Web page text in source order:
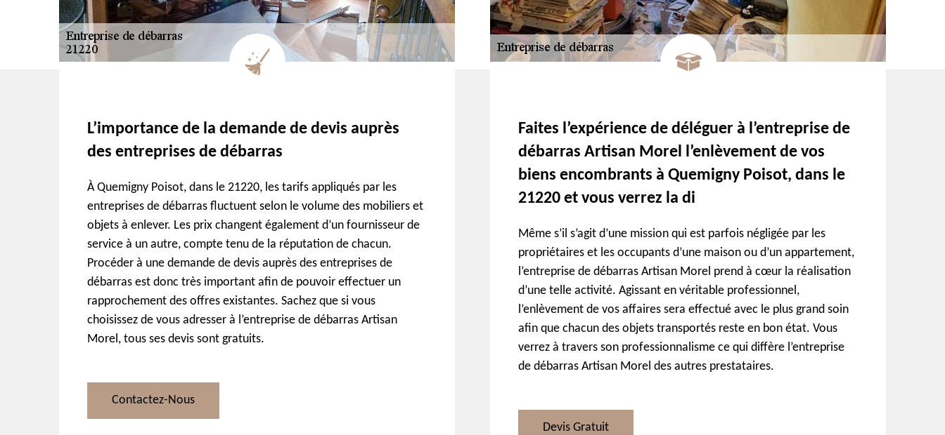
L’importance de la demande de devis auprès
des entreprises de débarras
À Quemigny Poisot, dans le 21220, les tarifs appliqués par les
entreprises de débarras fluctuent selon le volume des mobiliers et
objets à enlever. Les prix changent également d’un fournisseur de
service à un autre, compte tenu de la réputation de chacun.
Procéder à une demande de devis auprès des entreprises de
débarras est donc très important afin de pouvoir effectuer un
rapprochement des offres existantes. Sachez que si vous
choisissez de vous adresser à l’entreprise de débarras Artisan
Morel, tous ses devis sont gratuits.
Contactez-Nous
Faites l’expérience de déléguer à l’entreprise de
débarras Artisan Morel l’enlèvement de vos
biens encombrants à Quemigny Poisot, dans le
21220 et vous verrez la di
Même s’il s’agit d’une mission qui est parfois négligée par les
propriétaires et les occupants d’une maison ou d’un appartement,
l’entreprise de débarras Artisan Morel prend à cœur la réalisation
d’une telle activité. Agissant en véritable professionnel,
l’enlèvement de vos affaires sera effectué avec le plus grand soin
afin que chacun des objets transportés reste en bon état. Vous
verrez à travers son professionnalisme ce qui diffère l’entreprise
de débarras Artisan Morel des autres prestataires.
Devis Gratuit